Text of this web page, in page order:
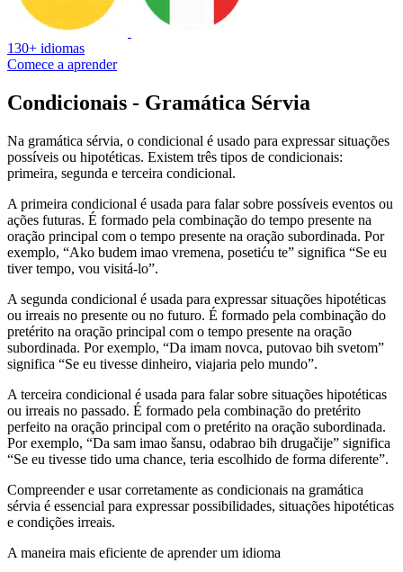
130+ idiomas
Comece a aprender
Condicionais - Gramática Sérvia
Na gramática sérvia, o condicional é usado para expressar situações
possíveis ou hipotéticas. Existem três tipos de condicionais:
primeira, segunda e terceira condicional.
A primeira condicional é usada para falar sobre possíveis eventos ou
ações futuras. É formado pela combinação do tempo presente na
oração principal com o tempo presente na oração subordinada. Por
exemplo, “Ako budem imao vremena, posetiću te” significa “Se eu
tiver tempo, vou visitá-lo”.
A segunda condicional é usada para expressar situações hipotéticas
ou irreais no presente ou no futuro. É formado pela combinação do
pretérito na oração principal com o tempo presente na oração
subordinada. Por exemplo, “Da imam novca, putovao bih svetom”
significa “Se eu tivesse dinheiro, viajaria pelo mundo”.
A terceira condicional é usada para falar sobre situações hipotéticas
ou irreais no passado. É formado pela combinação do pretérito
perfeito na oração principal com o pretérito na oração subordinada.
Por exemplo, “Da sam imao šansu, odabrao bih drugačije” significa
“Se eu tivesse tido uma chance, teria escolhido de forma diferente”.
Compreender e usar corretamente as condicionais na gramática
sérvia é essencial para expressar possibilidades, situações hipotéticas
e condições irreais.
A maneira mais eficiente de aprender um idioma